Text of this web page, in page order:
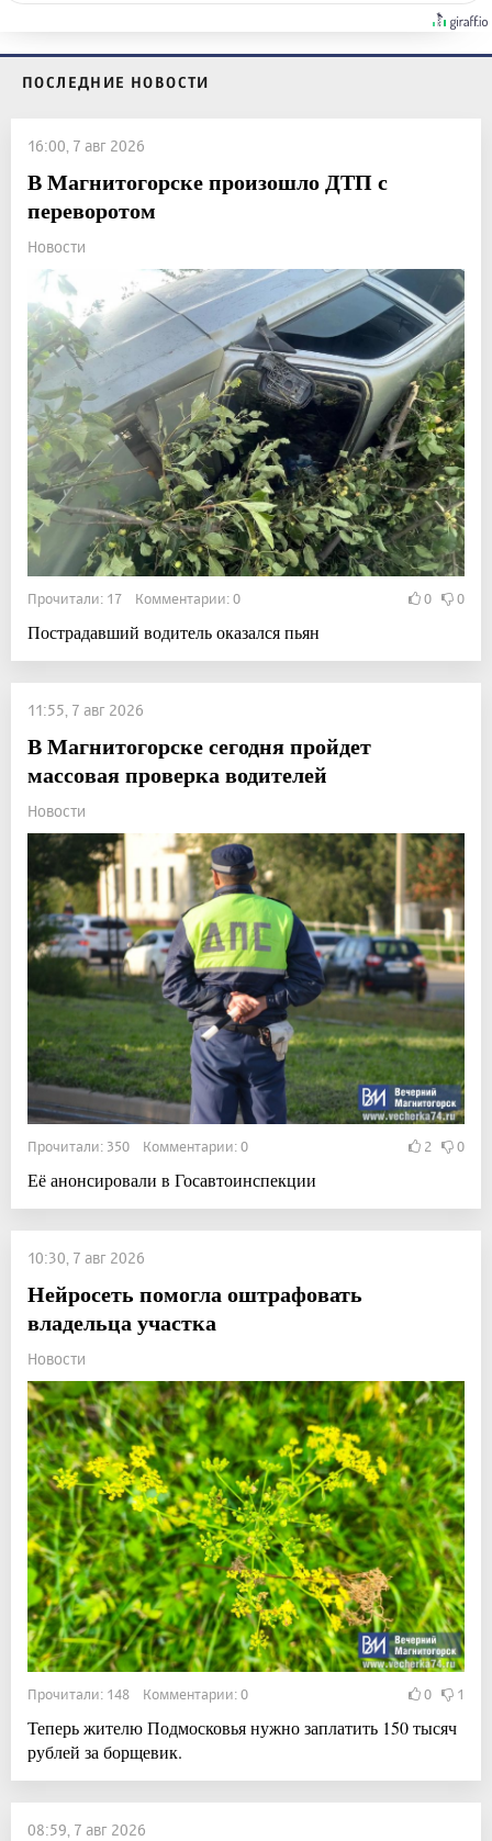
ПОСЛЕДНИЕ НОВОСТИ
16:00, 7 авг 2026
В Магнитогорске произошло ДТП с
переворотом
Новости
Прочитали: 17 Комментарии: 0 0 0
Пострадавший водитель оказался пьян
11:55, 7 авг 2026
В Магнитогорске сегодня пройдет
массовая проверка водителей
Новости
Прочитали: 350 Комментарии: 0 2 0
Её анонсировали в Госавтоинспекции
10:30, 7 авг 2026
Нейросеть помогла оштрафовать
владельца участка
Новости
Прочитали: 148 Комментарии: 0 0 1
Теперь жителю Подмосковья нужно заплатить 150 тысяч
рублей за борщевик.
08:59, 7 авг 2026